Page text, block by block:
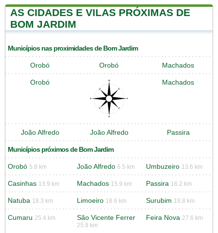
AS CIDADES E VILAS PRÓXIMAS DE
BOM JARDIM
Municípios nas proximidades de Bom Jardim
Orobó Orobó Machados
Orobó Machados
João Alfredo João Alfredo Passira
Municípios próximos de Bom Jardim
Orobó 5.8 km João Alfredo 6.5 km Umbuzeiro 13.6 km
Casinhas 13.9 km Machados 15.9 km Passira 16.2 km
Natuba 18.3 km Limoeiro 18.6 km Surubim 18.8 km
Cumaru 25.4 km São Vicente Ferrer
25.8 km
Feira Nova 27.6 km